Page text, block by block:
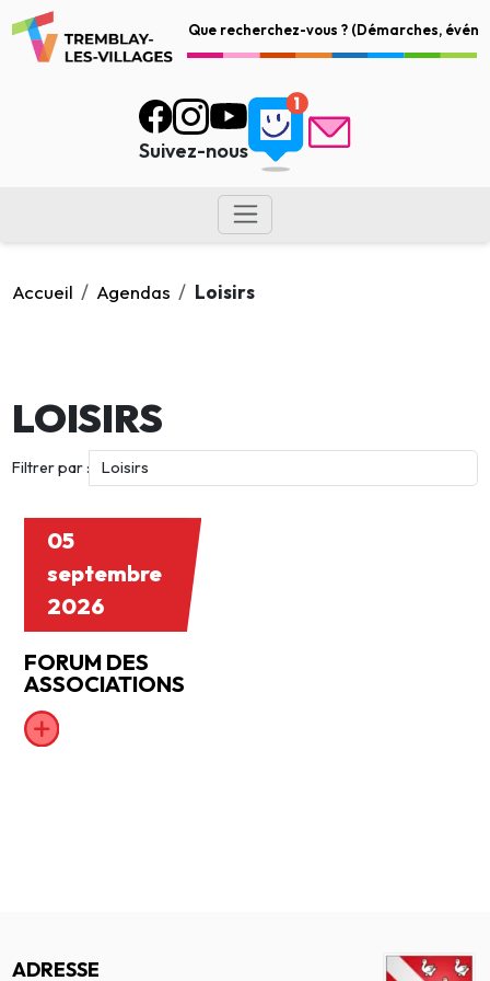
Suivez-nous
Accueil Agendas Loisirs
LOISIRS
Filtrer par :
05
septembre
2026
FORUM DES
ASSOCIATIONS
ADRESSE